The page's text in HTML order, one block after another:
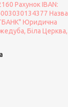
Рахунок IBAN:
Назва
Юридична
Біла Церква,